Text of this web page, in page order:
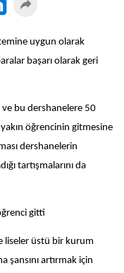
uygun olarak
başarı olarak geri
ve bu dershanelere 50
öğrencinin gitmesine
dershanelerin
tartışmalarını da
gitti
liseler üstü bir kurum
şansını artırmak için